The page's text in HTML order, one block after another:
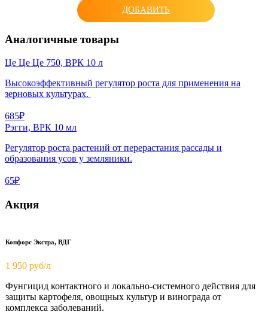
ДОБАВИТЬ
Аналогичные товары
Це Це Це 750, ВРК 10 л
Высокоэффективный регулятор роста для применения на
зерновых культурах.
685₽
Рэгги, ВРК 10 мл
Регулятор роста растений от перерастания рассады и
образования усов у земляники.
65₽
Акция
Копфорс Экстра, ВДГ
1 950 руб/л
Фунгицид контактного и локально-системного действия для
защиты картофеля, овощных культур и винограда от
комплекса заболеваний.